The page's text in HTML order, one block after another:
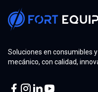
Soluciones en consumibles
mecánico, con calidad,